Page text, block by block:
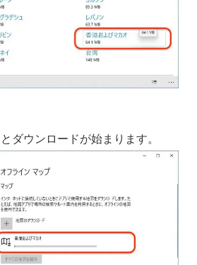
ダウンロードが始まります。